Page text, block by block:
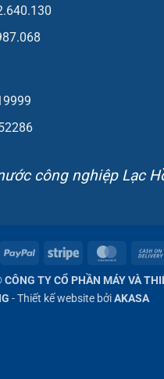
công nghiệp Lạc
PayPal Stripe
CÔNG TY CỔ PHẦN MÁY VÀ
- Thiết kế website bởiAKASA